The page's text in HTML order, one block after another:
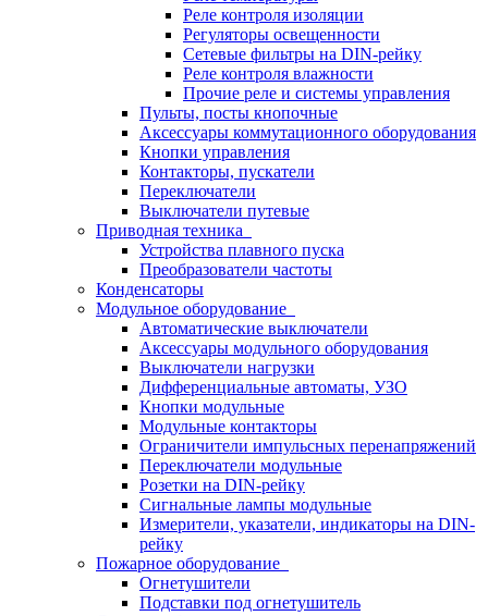
Реле контроля изоляции
Регуляторы освещенности
Сетевые фильтры на DIN-рейку
Реле контроля влажности
Прочие реле и системы управления
Пульты, посты кнопочные
Аксессуары коммутационного оборудования
Кнопки управления
Контакторы, пускатели
Переключатели
Выключатели путевые
Приводная техника
Устройства плавного пуска
Преобразователи частоты
Конденсаторы
Модульное оборудование
Автоматические выключатели
Аксессуары модульного оборудования
Выключатели нагрузки
Дифференциальные автоматы, УЗО
Кнопки модульные
Модульные контакторы
Ограничители импульсных перенапряжений
Переключатели модульные
Розетки на DIN-рейку
Сигнальные лампы модульные
Измерители, указатели, индикаторы на DIN-
рейку
Пожарное оборудование
Огнетушители
Подставки под огнетушитель